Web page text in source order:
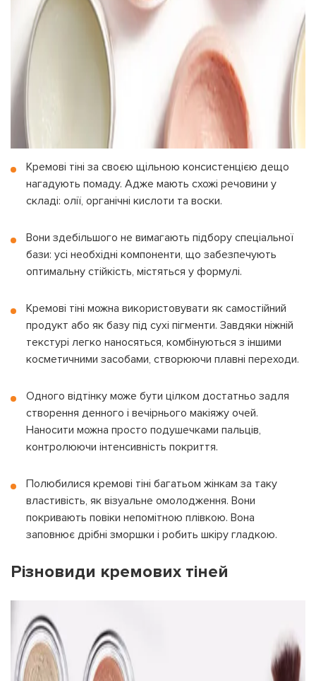
Кремові тіні за своєю щільною консистенцією дещо
нагадують помаду. Адже мають схожі речовини у
складі: олії, органічні кислоти та воски.
Вони здебільшого не вимагають підбору спеціальної
бази: усі необхідні компоненти, що забезпечують
оптимальну стійкість, містяться у формулі.
Кремові тіні можна використовувати як самостійний
продукт або як базу під сухі пігменти. Завдяки ніжній
текстурі легко наносяться, комбінуються з іншими
косметичними засобами, створюючи плавні переходи.
Одного відтінку може бути цілком достатньо задля
створення денного і вечірнього макіяжу очей.
Наносити можна просто подушечками пальців,
контролюючи інтенсивність покриття.
Полюбилися кремові тіні багатьом жінкам за таку
властивість, як візуальне омолодження. Вони
покривають повіки непомітною плівкою. Вона
заповнює дрібні зморшки і робить шкіру гладкою.
Різновиди кремових тіней